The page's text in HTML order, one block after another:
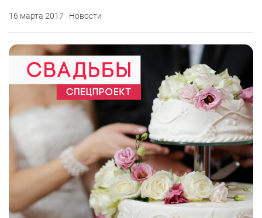
16 марта 2017 · Новости